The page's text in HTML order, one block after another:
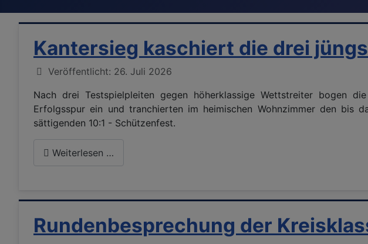
Kantersieg kaschiert die drei
Details
Veröffentlicht: 26. Juli 2026
Nach drei Testspielpleiten gegen höherklassige Wettstreiter bogen
Erfolgsspur ein und tranchierten im heimischen Wohnzimmer den bis
sättigenden 10:1 - Schützenfest.
Weiterlesen …
Rundenbesprechung der